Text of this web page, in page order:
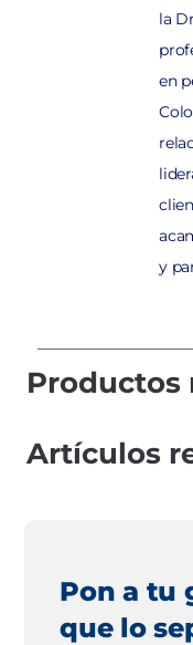
la
en
y
Productos
Artículos
Pon a tu
que lo